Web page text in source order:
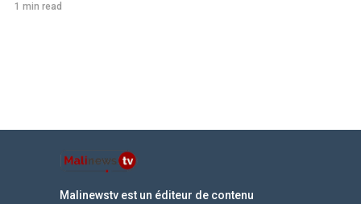
1 min read
Malinewstv est un éditeur de contenu